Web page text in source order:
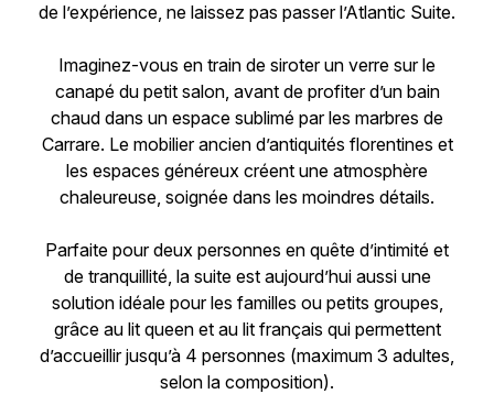
de l’expérience, ne laissez pas passer l’Atlantic Suite.
Imaginez-vous en train de siroter un verre sur le
canapé du petit salon, avant de profiter d’un bain
chaud dans un espace sublimé par les marbres de
Carrare. Le mobilier ancien d’antiquités florentines et
les espaces généreux créent une atmosphère
chaleureuse, soignée dans les moindres détails.
Parfaite pour deux personnes en quête d’intimité et
de tranquillité, la suite est aujourd’hui aussi une
solution idéale pour les familles ou petits groupes,
grâce au lit queen et au lit français qui permettent
d’accueillir jusqu’à 4 personnes (maximum 3 adultes,
selon la composition).